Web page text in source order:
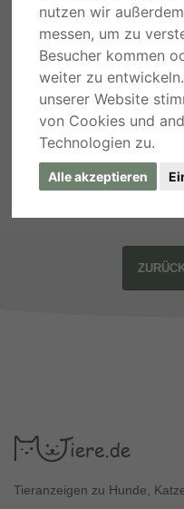
nutzen wir
messen, um zu
Besucher kommen
weiter zu
unserer Website
von Cookies und
Technologien zu.
Alle akzeptieren
Tieranzeigen zu Hunde,